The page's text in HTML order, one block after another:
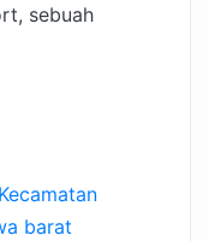
sebuah
barat